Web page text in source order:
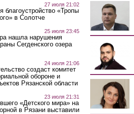
27 июля 21:02
благоустройство «Тропы
в Солотче
25 июля 23:45
нашла нарушения
Сегденского озера
24 июля 21:06
создаст комитет
обороне и
Рязанской области
23 июля 21:31
«Детского мира» на
в Рязани выставили